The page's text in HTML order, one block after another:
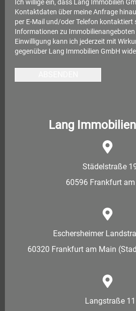
Ich willige ein, dass Lang Immobilien
Kontaktdaten über meine Anfrage
per E-Mail und/oder Telefon kontaktiert
Informationen zu Immobilienangeboten
Einwilligung kann ich jederzeit mit
gegenüber Lang Immobilien GmbH
Lang
Städelstraße
60596 Frankfurt
Eschersheimer
60320 Frankfurt am Main
Langstraße 11